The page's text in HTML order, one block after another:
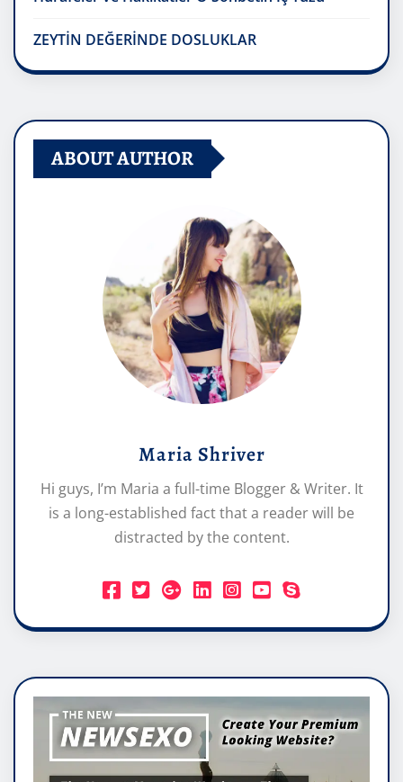
ZEYTİN DEĞERİNDE DOSLUKLAR
ABOUT AUTHOR
Maria Shriver
Hi guys, I’m Maria a full-time Blogger & Writer. It
is a long-established fact that a reader will be
distracted by the content.